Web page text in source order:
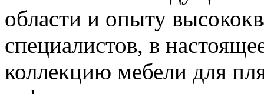
области и опыту
специалистов, в
коллекцию мебели для